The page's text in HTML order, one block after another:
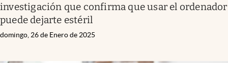
investigación que confirma que usar el ordenador
puede dejarte estéril
domingo, 26 de Enero de 2025